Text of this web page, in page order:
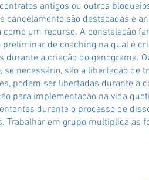
antigos ou outros
cancelamento são destacadas e
como um recurso. A constelação
de coaching na qual é
durante a criação do genograma.
necessário, são a libertação de
podem ser libertadas durante a
para implementação na vida
durante o processo de
Trabalhar em grupo multiplica as